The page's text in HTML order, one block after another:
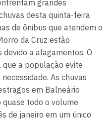
grandes
desta quinta-feira
de ônibus que atendem o
da Cruz estão
a alagamentos. O
a população evite
As chuvas
em Balneário
todo o volume
de janeiro em um único